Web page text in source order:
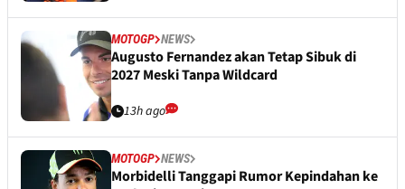
MOTOGP NEWS
Augusto Fernandez akan Tetap Sibuk di
2027 Meski Tanpa Wildcard
13h ago
MOTOGP NEWS
Morbidelli Tanggapi Rumor Kepindahan ke